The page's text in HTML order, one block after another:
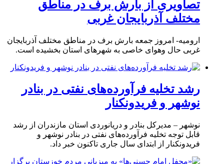
تصاویری از بارش برف در مناطق
مختلف آذربایجان غربی
ارومیه- امروز جمعه بارش برف در مناطق مختلف آذربایجان
غربی حال وهوای خاصی به شهرهای استان بخشیده است.
رشد تخلیه فرآورده‌های نفتی در بنادر
نوشهر و فریدونکنار
نوشهر – مدیرکل بنادر و دریانوردی استان مازندران از رشد
قابل توجه تخلیه فرآورده‌های نفتی در بنادر نوشهر و
فریدونکنار از ابتدای سال جاری تاکنون خبر داد.